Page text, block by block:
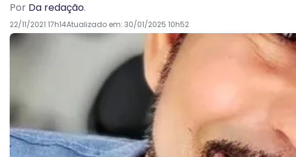
Por Da redação.
22/11/2021 17h14Atualizado em: 30/01/2025 10h52